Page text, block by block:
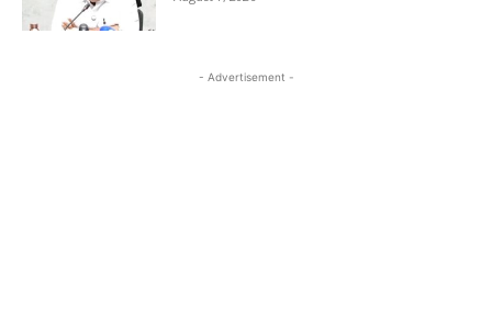
- Advertisement -